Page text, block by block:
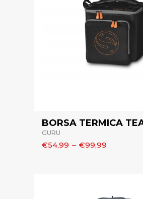
BORSA TERMICA
GURU
€54,99 – €99,99